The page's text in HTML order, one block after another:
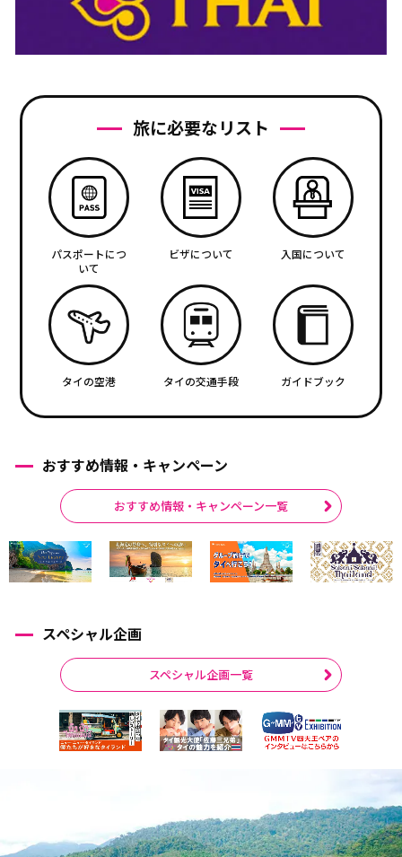
旅に必要なリスト
パスポートにつ
いて
ビザについて 入国について
タイの空港 タイの交通手段 ガイドブック
おすすめ情報・キャンペーン
おすすめ情報・キャンペーン一覧
スペシャル企画
スペシャル企画一覧